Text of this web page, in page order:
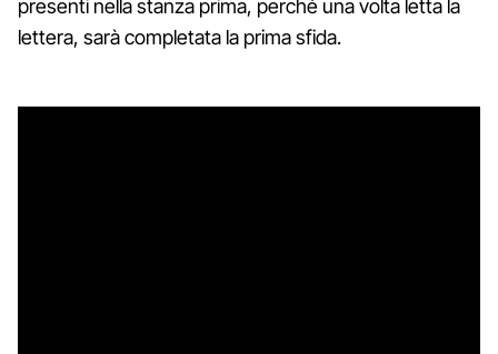
presenti nella stanza prima, perché una volta letta la
lettera, sarà completata la prima sfida.